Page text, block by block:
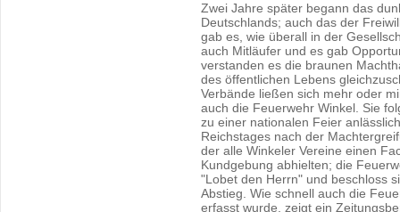
Zwei Jahre später begann das
Deutschlands; auch das der
gab es, wie überall in der
auch Mitläufer und es gab
verstanden es die braunen
des öffentlichen Lebens
Verbände ließen sich mehr oder
auch die Feuerwehr Winkel. Sie
zu einer nationalen Feier
Reichstages nach der
der alle Winkeler Vereine einen
Kundgebung abhielten; die
"Lobet den Herrn" und beschloss
Abstieg. Wie schnell auch die
erfasst wurde, zeigt ein